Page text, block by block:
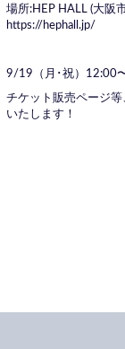
場所:HEP HALL (大阪
https://hephall.jp/
9/19（月･祝）12:00
チケット販売ページ
いたします！